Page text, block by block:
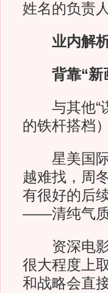
姓名的负责
业内解
背靠“新
与其他“谋
的铁杆搭档
星美国际
越难找，周
有很好的后
——清纯气质
资深电影
很大程度上
和战略会直